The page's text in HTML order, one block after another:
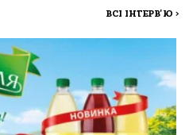
ВСІ ІНТЕРВ'Ю >